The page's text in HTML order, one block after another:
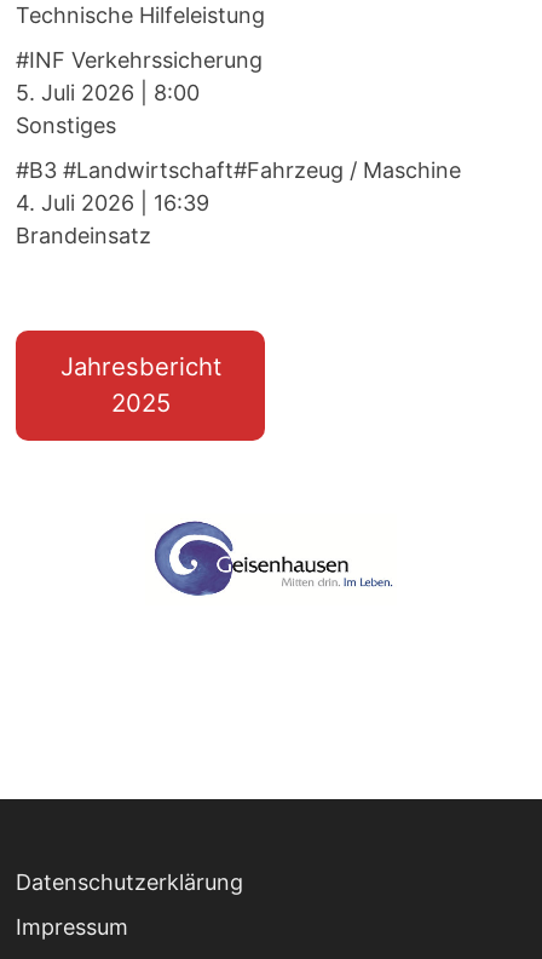
Technische Hilfeleistung
#INF Verkehrssicherung
5. Juli 2026
8:00
Sonstiges
#B3 #Landwirtschaft#Fahrzeug / Maschine
4. Juli 2026
16:39
Brandeinsatz
Jahresbericht
2025
Datenschutzerklärung
Impressum